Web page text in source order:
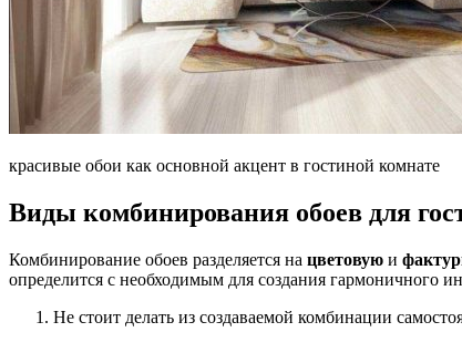
красивые обои как основной акцент в гостиной комнате
Виды комбинирования обоев для
Комбинирование обоев разделяется на цветовую и
определится с необходимым для создания гармоничного
Не стоит делать из создаваемой комбинации